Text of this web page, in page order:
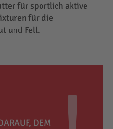
für sportlich aktive
für die
und Fell.
DEM